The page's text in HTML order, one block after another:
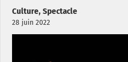
Culture, Spectacle
28 juin 2022